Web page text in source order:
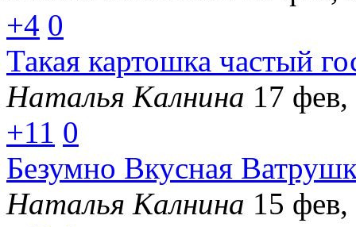
+4 0
Такая картошка частый
Наталья Калнина 17
+11 0
Безумно Вкусная
Наталья Калнина 15